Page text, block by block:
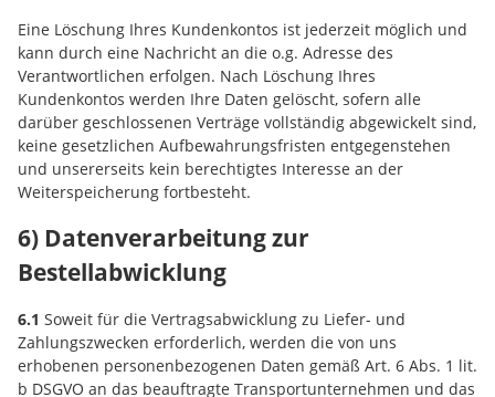
Eine Löschung Ihres Kundenkontos ist jederzeit möglich und
kann durch eine Nachricht an die o.g. Adresse des
Verantwortlichen erfolgen. Nach Löschung Ihres
Kundenkontos werden Ihre Daten gelöscht, sofern alle
darüber geschlossenen Verträge vollständig abgewickelt sind,
keine gesetzlichen Aufbewahrungsfristen entgegenstehen
und unsererseits kein berechtigtes Interesse an der
Weiterspeicherung fortbesteht.
6) Datenverarbeitung zur
Bestellabwicklung
6.1 Soweit für die Vertragsabwicklung zu Liefer- und
Zahlungszwecken erforderlich, werden die von uns
erhobenen personenbezogenen Daten gemäß Art. 6 Abs. 1 lit.
b DSGVO an das beauftragte Transportunternehmen und das